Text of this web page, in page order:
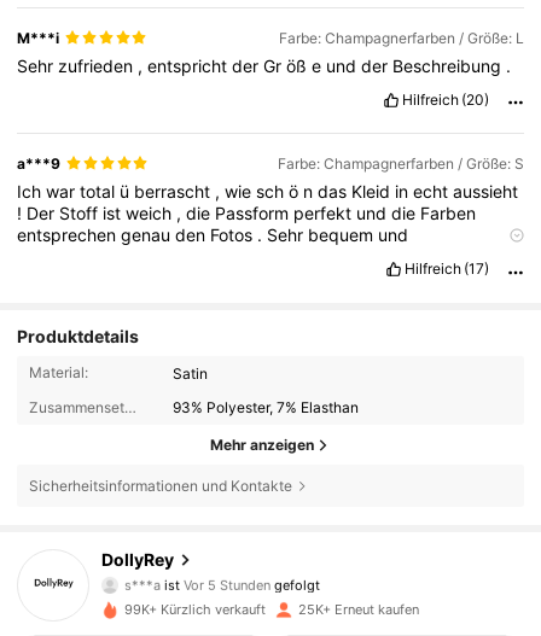
M***i Farbe: Champagnerfarben / Größe: L
Sehr zufrieden ,entsprichtderGröße undder Beschreibung .
Hilfreich (20)
a***9 Farbe: Champagnerfarben / Größe: S
Ichwartotal ü berrascht ,wieschö ndas Kleid inechtaussieht
! Der Stoff istweich ,die Passform perfekt unddie Farben
entsprechengenauden Fotos . Sehr bequem und
Hilfreich (17)
Produktdetails
Material:
Satin
Zusammensetzung:
93% Polyester, 7% Elasthan
Mehr anzeigen
Sicherheitsinformationen und Kontakte
DollyRey
j***xist am Durchsuchen
4,76
7.4K Follower
99K+ Kürzlich verkauft 25K+ Erneut kaufen